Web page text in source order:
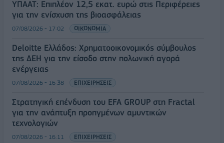
ΥΠΑΑΤ: Επιπλέον 12,5 εκατ. ευρώ στις Περιφέρειες
για την ενίσχυση της βιοασφάλειας
07/08/2026 - 17:02 ΟΙΚΟΝΟΜΙΑ
Deloitte Ελλάδος: Χρηματοοικονομικός σύμβουλος
της ΔΕΗ για την είσοδο στην πολωνική αγορά
ενέργειας
07/08/2026 - 16:38 ΕΠΙΧΕΙΡΗΣΕΙΣ
Στρατηγική επένδυση του EFA GROUP στη Fractal
για την ανάπτυξη προηγμένων αμυντικών
τεχνολογιών
07/08/2026 - 16:11 ΕΠΙΧΕΙΡΗΣΕΙΣ